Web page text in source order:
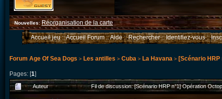
Nouvelles: Réorganisation de la carte
Accueil jeu::Accueil Forum::Aide::Rechercher::Identifiez-vous::
Forum Age Of Sea Dogs > Les antilles > Cuba > La Havana > [Scénario HRP
Pages: [1]
Auteur Fil de discussion: [Scénario HRP n°1] Opération